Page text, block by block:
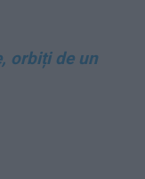
orbiți de un